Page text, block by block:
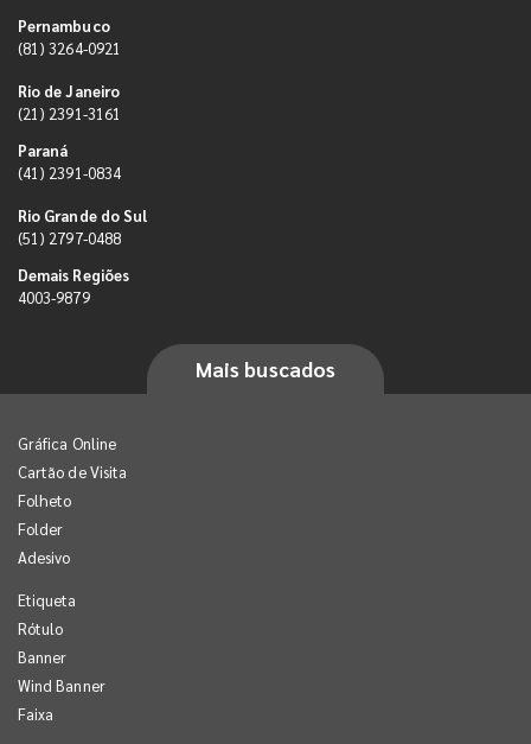
Pernambuco
(81) 3264-0921
Rio de Janeiro
(21) 2391-3161
Paraná
(41) 2391-0834
Rio Grande do Sul
(51) 2797-0488
Demais Regiões
4003-9879
Mais buscados
Gráfica Online
Cartão de Visita
Folheto
Folder
Adesivo
Etiqueta
Rótulo
Banner
Wind Banner
Faixa